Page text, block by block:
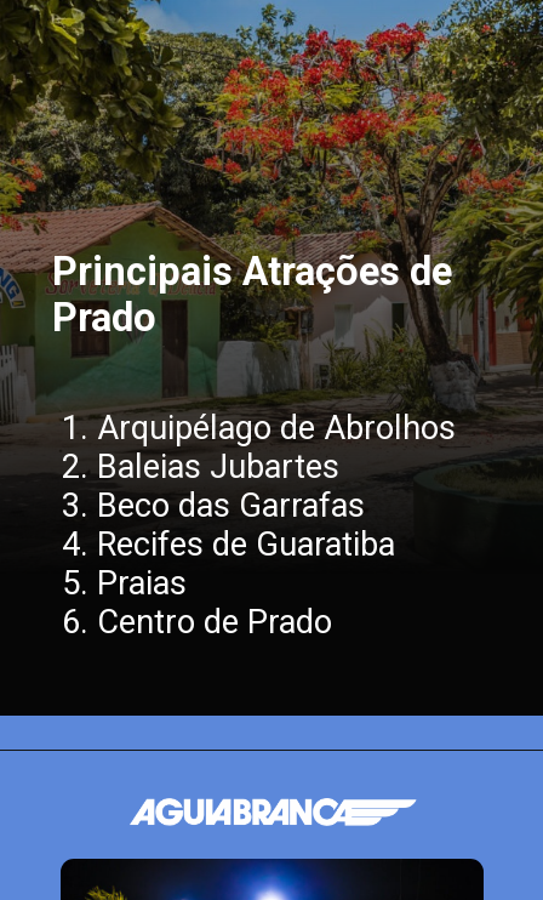
Principais Atrações de
Prado
1. Arquipélago de Abrolhos
2. Baleias Jubartes
3. Beco das Garrafas
4. Recifes de Guaratiba
5. Praias
6. Centro de Prado